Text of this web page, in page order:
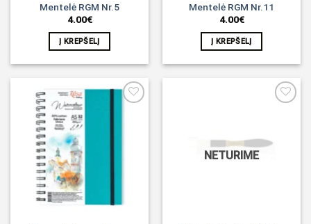
Mentelė RGM Nr.5
4.00€
Į KREPŠELĮ
Mentelė RGM Nr.11
4.00€
Į KREPŠELĮ
NETURIME